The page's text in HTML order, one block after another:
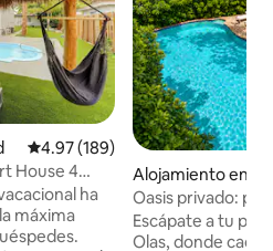
Calificación promedio: 4.97 de
4.97 (189)
House 4
ha
máxima
Alojamiento en
Oasis privado:
cerca de la playa
Escápate a tu
Olas, donde cada